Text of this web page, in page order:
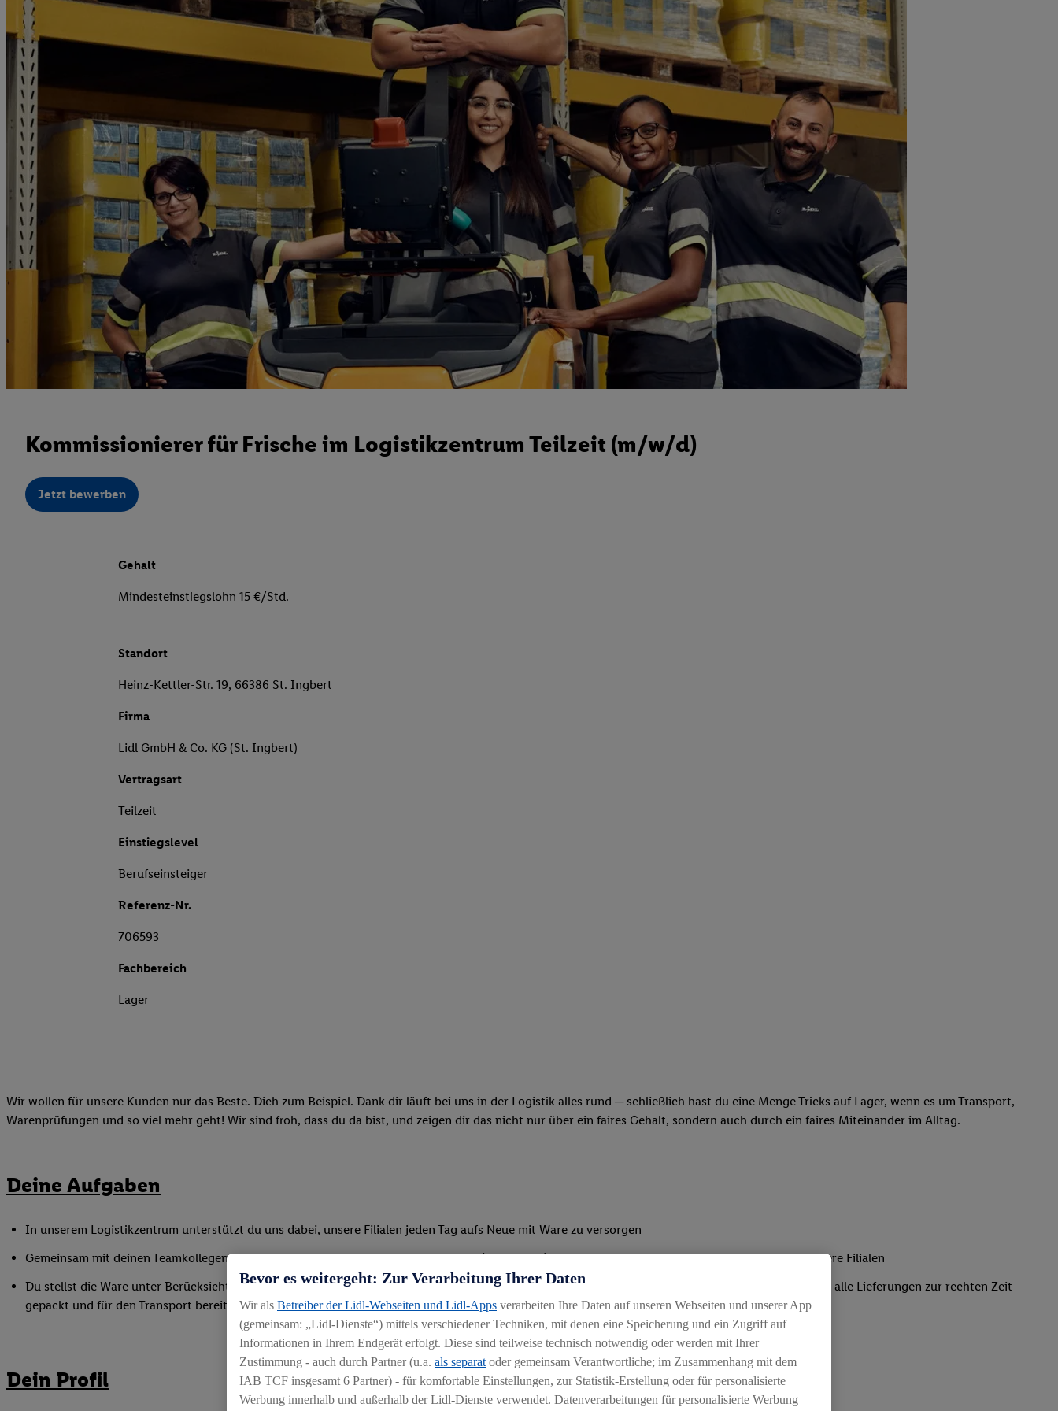
Kommissionierer für Frische im Logistikzentrum Teilzeit (m/w/d)
Jetzt bewerben
Gehalt
Mindesteinstiegslohn 15 €/Std.
Standort
Heinz-Kettler-Str. 19, 66386 St. Ingbert
Firma
Lidl GmbH & Co. KG (St. Ingbert)
Vertragsart
Teilzeit
Einstiegslevel
Berufseinsteiger
Referenz-Nr.
706593
Fachbereich
Lager
Wir wollen für unsere Kunden nur das Beste. Dich zum Beispiel. Dank dir läuft bei uns in der Logistik alles rund ─ schließlich hast du eine Menge Tricks auf Lager, wenn es um Transport,
Warenprüfungen und so viel mehr geht! Wir sind froh, dass du da bist, und zeigen dir das nicht nur über ein faires Gehalt, sondern auch durch ein faires Miteinander im Alltag.
Deine Aufgaben
In unserem Logistikzentrum unterstützt du uns dabei, unsere Filialen jeden Tag aufs Neue mit Ware zu versorgen
Gemeinsam mit deinen Teamkollegen kümmerst du dich in unserem Frischebereich (bis zu 0 °C) um die Kommissionierung der Frischeware für unsere Filialen
Du stellst die Ware unter Berücksichtigung der unterschiedlichen Haltbarkeit und Beschaffenheit transportsicher zusammen und sorgst dafür, dass alle Lieferungen zur rechten Zeit
gepackt und für den Transport bereit sind
Dein Profil
Bevor es weitergeht: Zur Verarbeitung Ihrer Daten
Wir als Betreiber der Lidl-Webseiten und Lidl-Apps verarbeiten Ihre Daten auf unseren Webseiten und unserer App
(gemeinsam: „Lidl-Dienste“) mittels verschiedener Techniken, mit denen eine Speicherung und ein Zugriff auf
Informationen in Ihrem Endgerät erfolgt. Diese sind teilweise technisch notwendig oder werden mit Ihrer
Zustimmung - auch durch Partner (u.a. als separat oder gemeinsam Verantwortliche; im Zusammenhang mit dem
IAB TCF insgesamt 6 Partner) - für komfortable Einstellungen, zur Statistik-Erstellung oder für personalisierte
Werbung innerhalb und außerhalb der Lidl-Dienste verwendet. Datenverarbeitungen für personalisierte Werbung